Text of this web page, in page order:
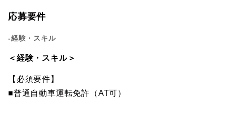
応募要件
-経験・スキル
＜経験・スキル＞
【必須要件】
■普通自動車運転免許（AT可）